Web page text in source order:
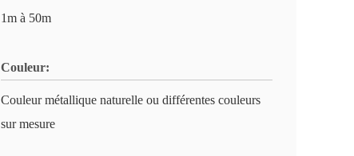
1m à 50m
Couleur:
Couleur métallique naturelle ou différentes couleurs
sur mesure